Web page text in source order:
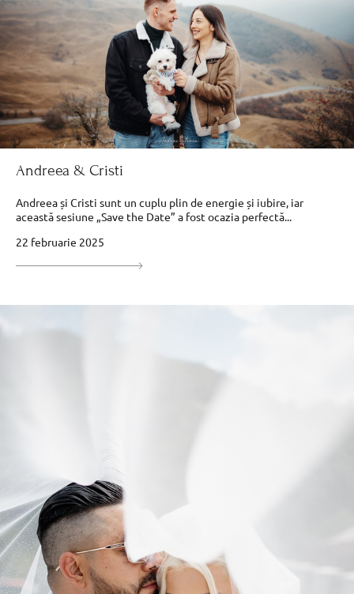
Andreea & Cristi
Andreea și Cristi sunt un cuplu plin de energie și iubire, iar
această sesiune „Save the Date” a fost ocazia perfectă...
22 februarie 2025